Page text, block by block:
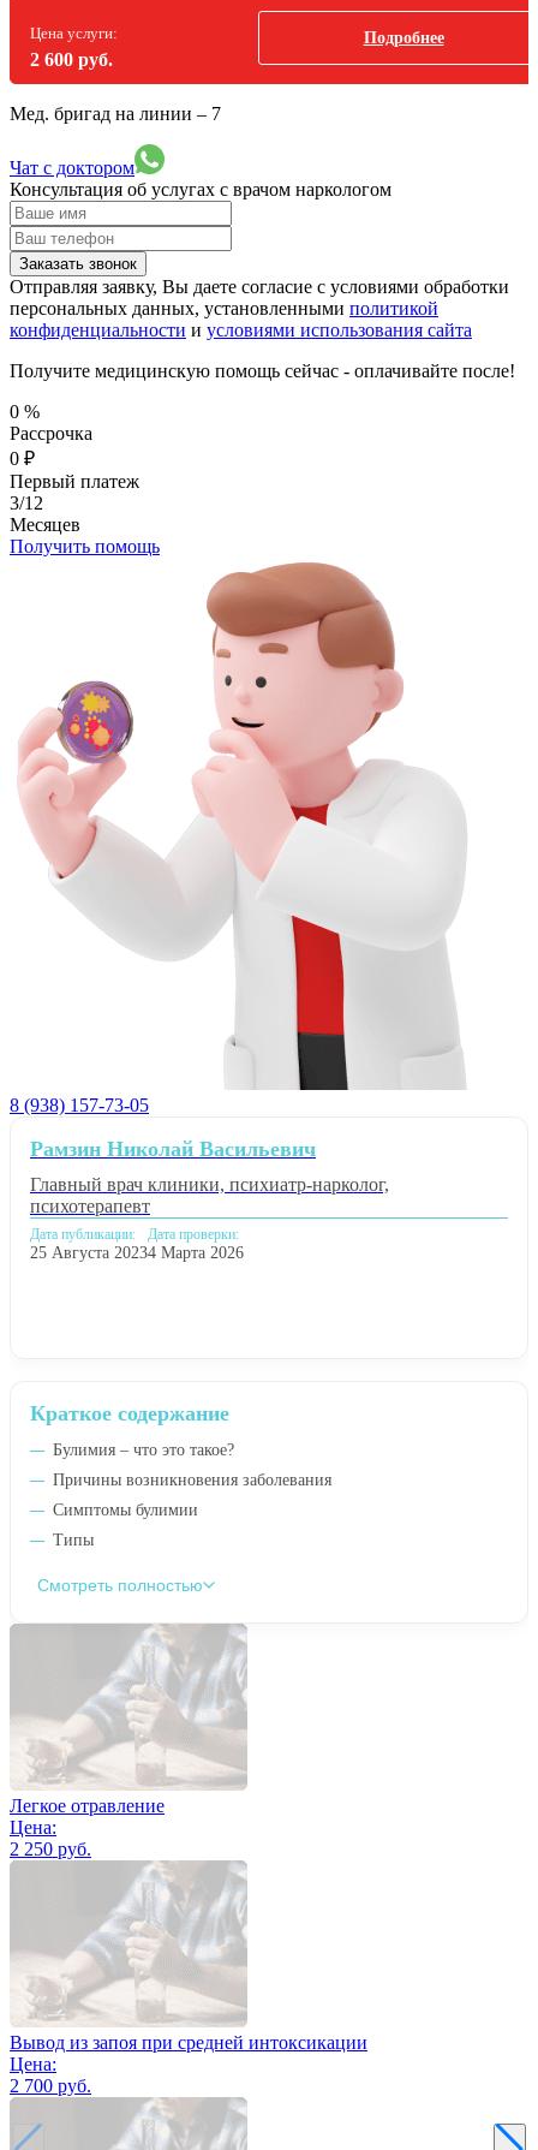
Цена услуги:
2 600 руб.
Подробнее
Мед. бригад на линии – 7
Чат с доктором
Консультация об услугах с врачом наркологом
Заказать звонок
Отправляя заявку, Вы даете согласие с условиями обработки
персональных данных, установленными политикой
конфиденциальности и условиями использования сайта
Получите медицинскую помощь сейчас - оплачивайте после!
0 %
Рассрочка
0 ₽
Первый платеж
3/12
Месяцев
Получить помощь
8 (938) 157-73-05
Краткое содержание
Булимия – что это такое?
Причины возникновения заболевания
Симптомы булимии
Типы
Смотреть полностью
Рамзин Николай Васильевич
Главный врач клиники, психиатр-нарколог,
психотерапевт
Дата публикации:
25 Августа 2023
Дата проверки:
4 Марта 2026
Легкое отравление
Цена:
2 250 руб.
Вывод из запоя при средней интоксикации
Цена:
2 700 руб.